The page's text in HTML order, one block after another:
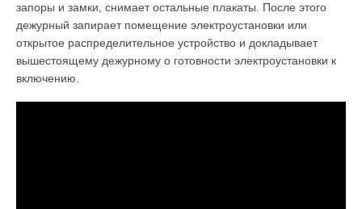
запоры и замки, снимает остальные плакаты. После этого
дежурный запирает помеще­ние электроустановки или
открытое распределительное устройство и докла­дывает
вышестоящему дежурному о готовности электроустановки к
включе­нию.